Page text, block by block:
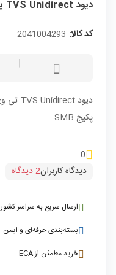
دیود TVS Unidirect پکیج SMB کد SMBJ12A
کد کالا: 2041004293
پکیج SMB
0
دیدگاه کاربران2 دیدگاه
ارسال سریع به سراسر کشور
بسته‌بندی حرفه‌ای و ایمن
خرید مطمئن از ECA